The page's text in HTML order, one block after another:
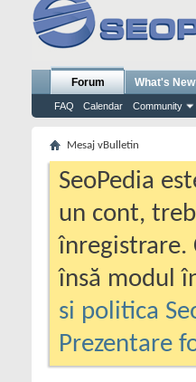
Forum
FAQ Calendar Community
What's
Mesaj vBulletin
SeoPedia
un cont,
înregistrare.
însă modul
si politica
Prezentare